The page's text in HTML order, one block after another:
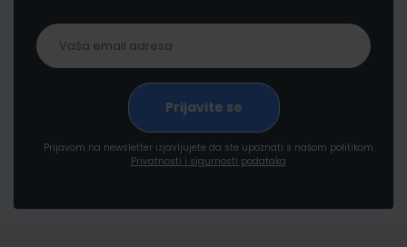
Prijavom na newsletter izjavljujete da ste upoznati s našom politikom
Privatnosti i sigurnosti podataka